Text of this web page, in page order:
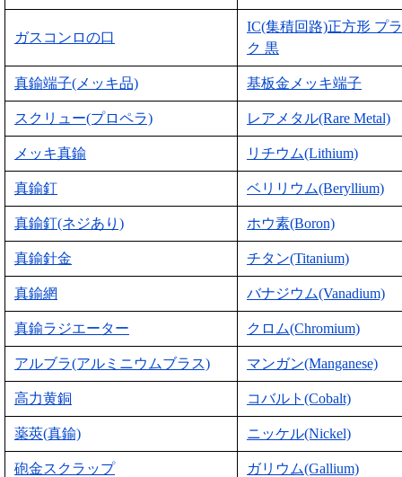
ガスコンロの口
IC(集積回路)正方形 プ
ク 黒
真鍮端子(メッキ品) 基板金メッキ端子
スクリュー(プロペラ) レアメタル(Rare Metal)
メッキ真鍮 リチウム(Lithium)
真鍮釘 ベリリウム(Beryllium)
真鍮釘(ネジあり) ホウ素(Boron)
真鍮針金 チタン(Titanium)
真鍮網 バナジウム(Vanadium)
真鍮ラジエーター クロム(Chromium)
アルブラ(アルミニウムブラス) マンガン(Manganese)
高力黄銅 コバルト(Cobalt)
薬莢(真鍮) ニッケル(Nickel)
砲金スクラップ ガリウム(Gallium)